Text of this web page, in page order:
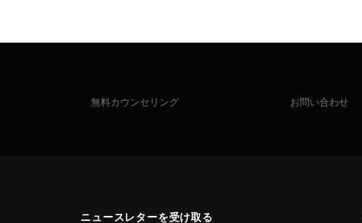
無料カウンセリング お問い合わせ
ニュースレターを受け取る